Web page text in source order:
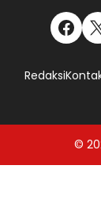
Redaksi
©